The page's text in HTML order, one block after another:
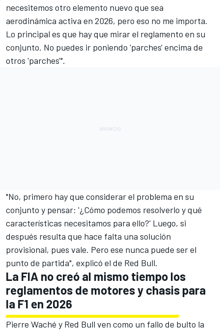
necesitemos otro elemento nuevo que sea
aerodinámica activa en 2026, pero eso no me importa.
Lo principal es que hay que mirar el reglamento en su
conjunto. No puedes ir poniendo 'parches' encima de
otros 'parches'".
"No, primero hay que considerar el problema en su
conjunto y pensar: '¿Cómo podemos resolverlo y qué
características necesitamos para ello?' Luego, si
después resulta que hace falta una solución
provisional, pues vale. Pero ese nunca puede ser el
punto de partida", explicó el de Red Bull.
La FIA no creó al mismo tiempo los
reglamentos de motores y chasis para
la F1 en 2026
Pierre Waché y Red Bull ven como un fallo de bulto la